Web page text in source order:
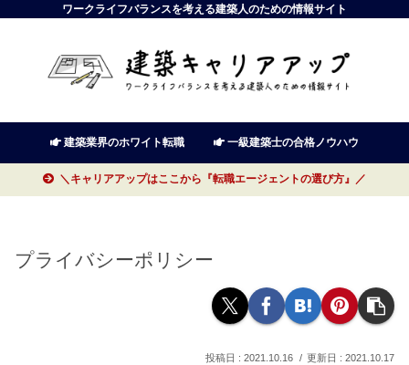
ワークライフバランスを考える建築人のための情報サイト
建築業界のホワイト転職 一級建築士の合格ノウハウ
＼キャリアアップはここから『転職エージェントの選び方』／
プライバシーポリシー
2021.10.16 2021.10.17